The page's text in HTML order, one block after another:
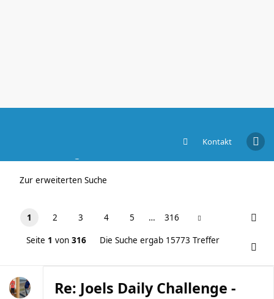
Kontakt
Zur erweiterten Suche
1 2 3 4 5 … 316
Seite 1 von 316 Die Suche ergab 15773 Treffer
Re: Joels Daily Challenge -